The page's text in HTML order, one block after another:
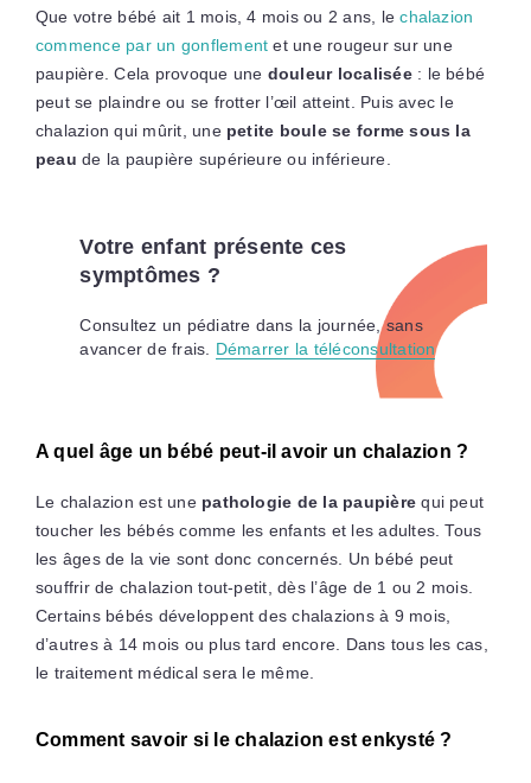
Que votre bébé ait 1 mois, 4 mois ou 2 ans, lechalazion
commence par un gonflement et une rougeur sur une
paupière. Cela provoque une douleur localisée: le bébé
peut se plaindre ou se frotter l’œil atteint. Puis avec le
chalazion qui mûrit, une petite boule se forme sous la
peau de la paupière supérieure ou inférieure.
Votre enfant présente ces
symptômes ?
Consultez un pédiatre dans la journée, sans
avancer de frais. Démarrer la téléconsultation
A quel âge un bébé peut-il avoir un chalazion ?
Le chalazion est une pathologie de la paupière qui peut
toucher les bébés comme les enfants et les adultes. Tous
les âges de la vie sont donc concernés. Un bébé peut
souffrir de chalazion tout-petit, dès l’âge de 1 ou 2 mois.
Certains bébés développent des chalazions à 9 mois,
d’autres à 14 mois ou plus tard encore. Dans tous les cas,
le traitement médical sera le même.
Comment savoir si le chalazion est enkysté ?